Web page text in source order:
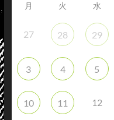
月 火 水
27 28 29
3 4 5
10 11 12